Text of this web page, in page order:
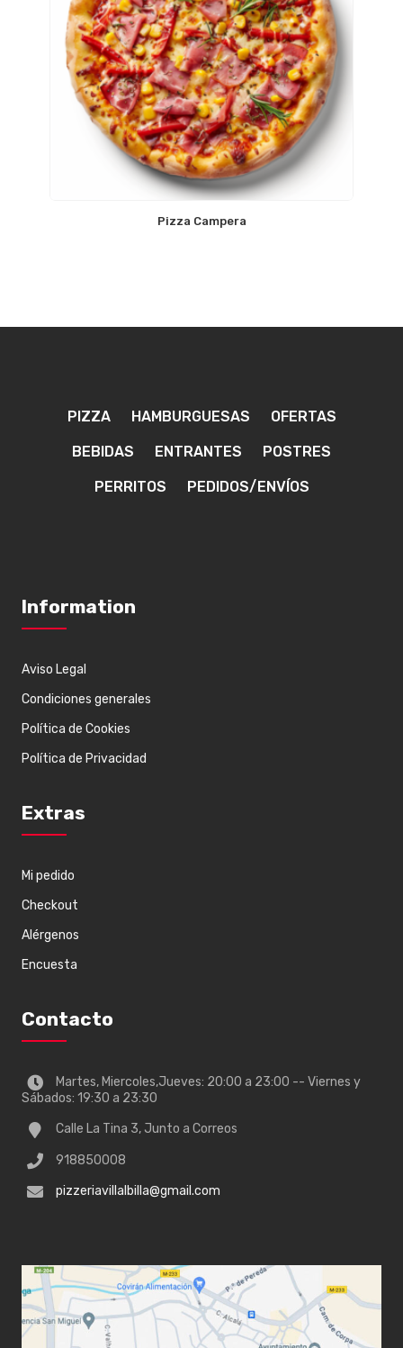
Pizza Campera
PIZZA HAMBURGUESAS OFERTAS
BEBIDAS ENTRANTES POSTRES
PERRITOS PEDIDOS/ENVÍOS
Information
Aviso Legal
Condiciones generales
Política de Cookies
Política de Privacidad
Extras
Mi pedido
Checkout
Alérgenos
Encuesta
Contacto
Martes, Miercoles,Jueves: 20:00 a 23:00 -- Viernes y
Sábados: 19:30 a 23:30
Calle La Tina 3, Junto a Correos
918850008
pizzeriavillalbilla@gmail.com